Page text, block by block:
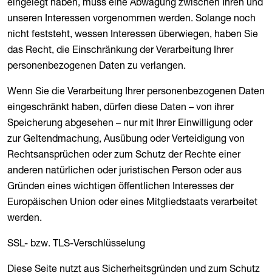
unseren Interessen vorgenommen werden. Solange noch
nicht feststeht, wessen Interessen überwiegen, haben Sie
das Recht, die Einschränkung der Verarbeitung Ihrer
personenbezogenen Daten zu verlangen.
Wenn Sie die Verarbeitung Ihrer personenbezogenen Daten
eingeschränkt haben, dürfen diese Daten – von ihrer
Speicherung abgesehen – nur mit Ihrer Einwilligung oder
zur Geltendmachung, Ausübung oder Verteidigung von
Rechtsansprüchen oder zum Schutz der Rechte einer
anderen natürlichen oder juristischen Person oder aus
Gründen eines wichtigen öffentlichen Interesses der
Europäischen Union oder eines Mitgliedstaats verarbeitet
werden.
SSL- bzw. TLS-Verschlüsselung
Diese Seite nutzt aus Sicherheitsgründen und zum Schutz